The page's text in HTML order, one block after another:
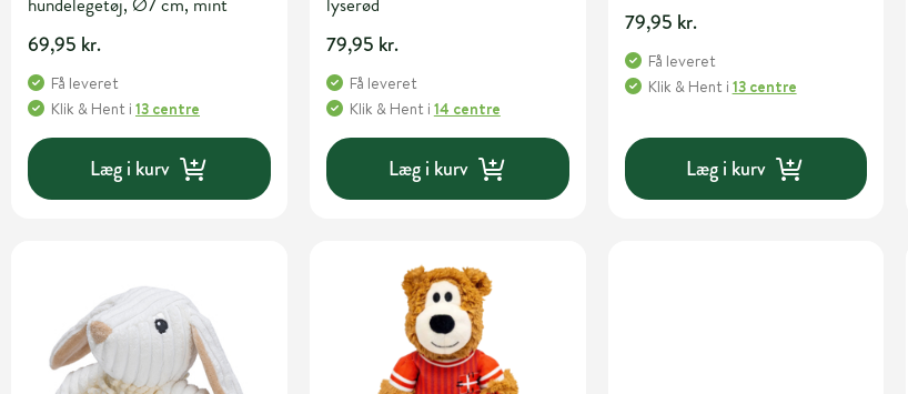
69,95 kr.
Få leveret
Klik & Hent i 13 centre
Læg i kurv
79,95 kr.
Få leveret
Klik & Hent i 14 centre
Læg i kurv
79,95 kr.
Få leveret
Klik & Hent i 13 centre
Læg i kurv